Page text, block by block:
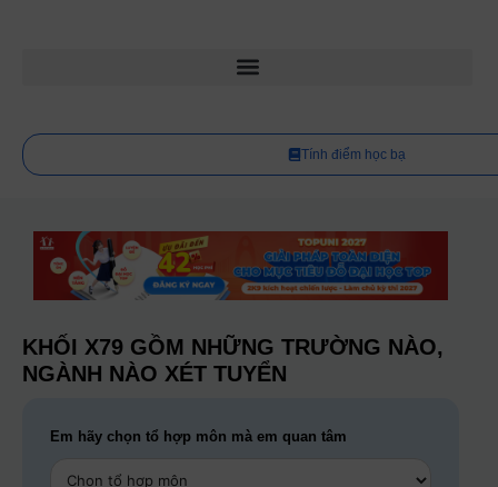
Tính điểm học bạ
KHỐI X79 GỒM NHỮNG TRƯỜNG NÀO,
NGÀNH NÀO XÉT TUYỂN
Em hãy chọn tổ hợp môn mà em quan tâm